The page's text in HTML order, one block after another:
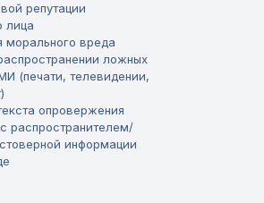
репутации
лица
морального вреда
ложных
(печати, телевидении,
опровержения
распространителем/
информации